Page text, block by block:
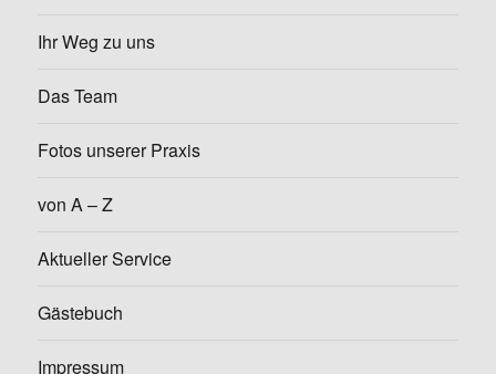
Ihr Weg zu uns
Das Team
Fotos unserer Praxis
von A – Z
Aktueller Service
Gästebuch
Impressum